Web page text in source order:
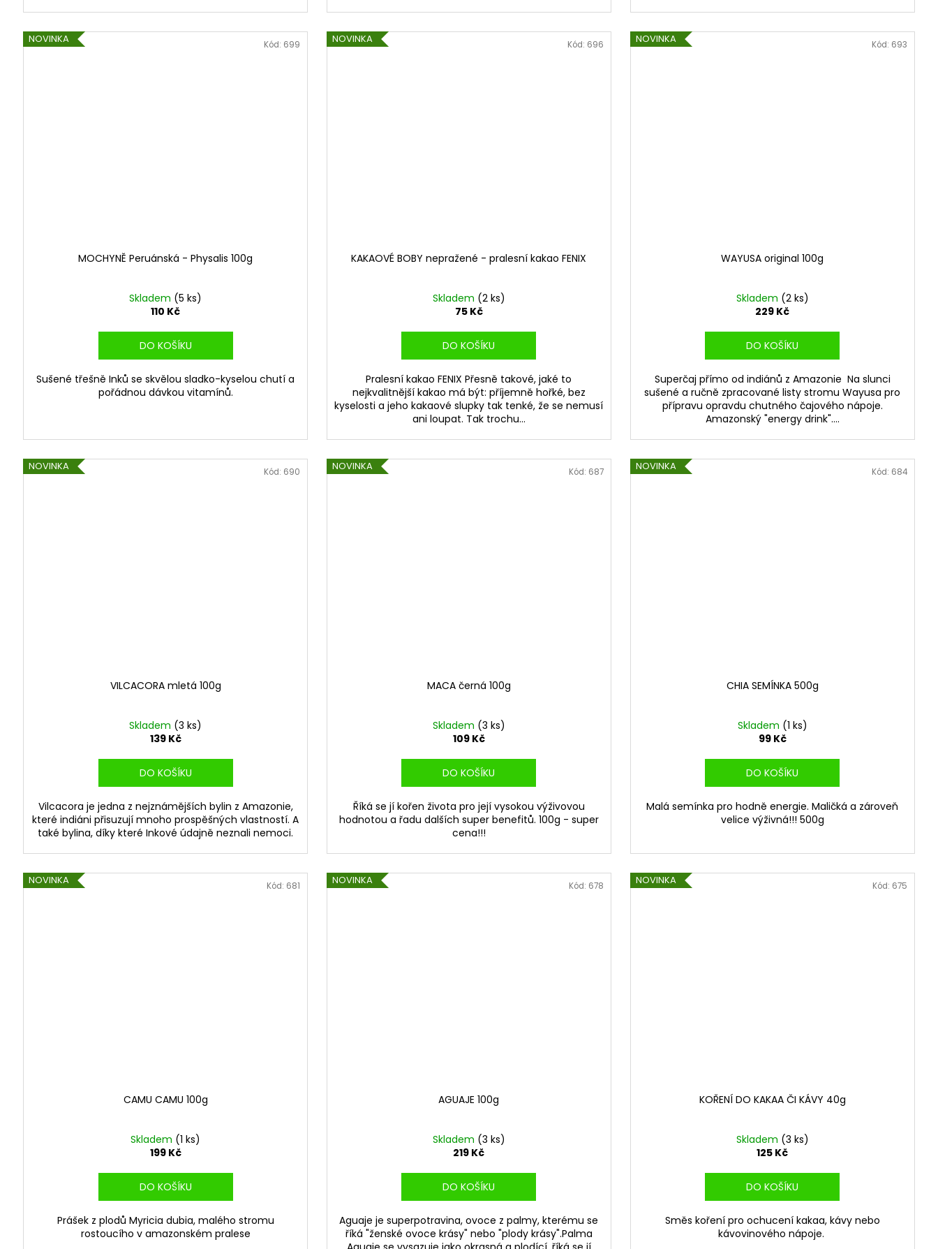
NOVINKA
MOCHYNĚ Peruánská - Physalis 100g
Skladem (5 ks)
110 Kč
DO KOŠÍKU
Sušené třešně Inků se skvělou sladko-kyselou chutí a
pořádnou dávkou vitamínů.
Kód: 699 NOVINKA
KAKAOVÉ BOBY nepražené - pralesní kakao FENIX
Skladem (2 ks)
75 Kč
DO KOŠÍKU
Pralesní kakao FENIX Přesně takové, jaké to
nejkvalitnější kakao má být: příjemně hořké, bez
kyselosti a jeho kakaové slupky tak tenké, že se nemusí
ani loupat. Tak trochu...
Kód: 696 NOVINKA
WAYUSA original 100g
Skladem (2 ks)
229 Kč
DO KOŠÍKU
Superčaj přímo od indiánů z Amazonie Na slunci
sušené a ručně zpracované listy stromu Wayusa pro
přípravu opravdu chutného čajového nápoje.
Amazonský "energy drink"....
Kód: 693
NOVINKA
VILCACORA mletá 100g
Skladem (3 ks)
139 Kč
DO KOŠÍKU
Vilcacora je jedna z nejznámějších bylin z Amazonie,
které indiáni přisuzují mnoho prospěšných vlastností. A
také bylina, díky které Inkové údajně neznali nemoci.
Kód: 690 NOVINKA
MACA černá 100g
Skladem (3 ks)
109 Kč
DO KOŠÍKU
Říká se jí kořen života pro její vysokou výživovou
hodnotou a řadu dalších super benefitů. 100g - super
cena!!!
Kód: 687 NOVINKA
CHIA SEMÍNKA 500g
Skladem (1 ks)
99 Kč
DO KOŠÍKU
Malá semínka pro hodně energie. Maličká a zároveň
velice výživná!!! 500g
Kód: 684
NOVINKA
CAMU CAMU 100g
Skladem (1 ks)
199 Kč
DO KOŠÍKU
Prášek z plodů Myricia dubia, malého stromu
rostoucího v amazonském pralese
Kód: 681 NOVINKA
AGUAJE 100g
Skladem (3 ks)
219 Kč
DO KOŠÍKU
Aguaje je superpotravina, ovoce z palmy, kterému se
říká "ženské ovoce krásy" nebo "plody krásy".Palma
Kód: 678 NOVINKA
KOŘENÍ DO KAKAA ČI KÁVY 40g
Skladem (3 ks)
125 Kč
DO KOŠÍKU
Směs koření pro ochucení kakaa, kávy nebo
kávovinového nápoje.
Kód: 675